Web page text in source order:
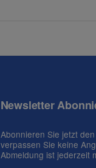
Newsletter
Abonnieren Sie jetzt
verpassen Sie keine
Abmeldung ist jederzeit